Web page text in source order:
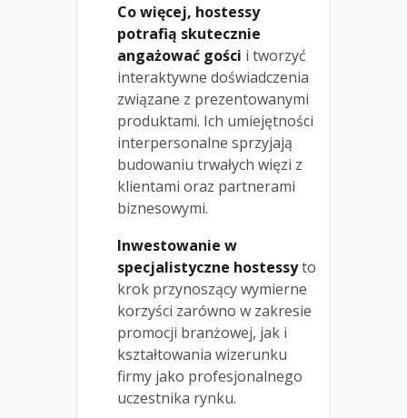
Co więcej, hostessy
potrafią skutecznie
angażować gości i tworzyć
interaktywne doświadczenia
związane z prezentowanymi
produktami. Ich umiejętności
interpersonalne sprzyjają
budowaniu trwałych więzi z
klientami oraz partnerami
biznesowymi.
Inwestowanie w
specjalistyczne hostessyto
krok przynoszący wymierne
korzyści zarówno w zakresie
promocji branżowej, jak i
kształtowania wizerunku
firmy jako profesjonalnego
uczestnika rynku.